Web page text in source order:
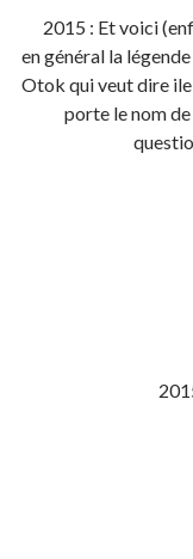
2015 : Et voici
en général la
Otok qui veut dire ile
porte le nom de